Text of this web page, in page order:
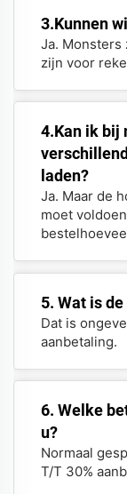
3.Kunnen
Ja. Monsters
zijn voor
4.Kan ik bij
laden?
Ja. Maar de
moet
5. Wat is
Dat is
aanbetaling.
6. Welke
u?
Normaal
T/T 30%